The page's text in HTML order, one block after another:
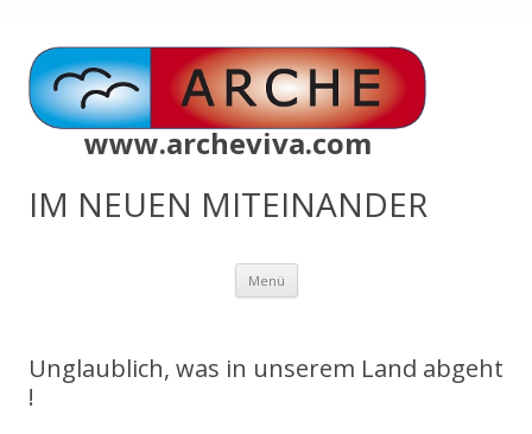
www.archeviva.com
IM NEUEN MITEINANDER
Menü Zum
springen
Unglaublich, was in unserem Land abgeht
!